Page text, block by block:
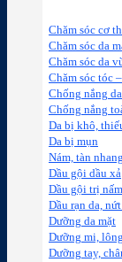
Chăm sóc cơ
Chăm sóc da
Chăm sóc da
Chăm sóc tóc
Chống nắng
Chống nắng
Da bị khô,
Da bị mụn
Nám, tàn
Dầu gội dầu xả
Dầu gội trị nấm
Dầu rạn da,
Dưỡng da mặt
Dưỡng mi,
Dưỡng tay,